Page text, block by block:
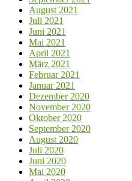
August 2021
Juli 2021
Juni 2021
Mai 2021
April 2021
März 2021
Februar 2021
Januar 2021
Dezember 2020
November 2020
Oktober 2020
September 2020
August 2020
Juli 2020
Juni 2020
Mai 2020